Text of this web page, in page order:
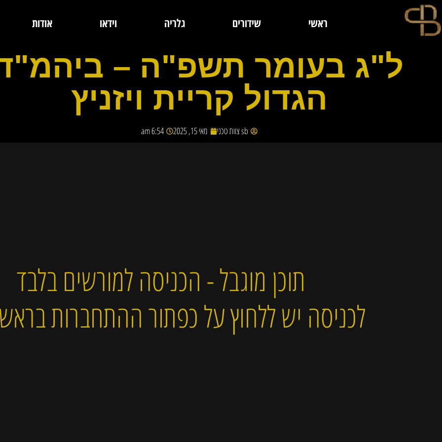
ראשי שידורים גלריה וידאו אודות
ל"ג בעומר תשפ"ה –
הגדול קריית ויזניץ
sb צוות טכני מאי 15, 2025 6:54 am
תוכן מוגבל - הכניסה למורשים בלבד
לכניסה יש ללחוץ על כפתור ההתחברות